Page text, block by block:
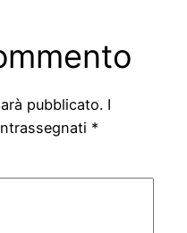
pubblicato. I
*